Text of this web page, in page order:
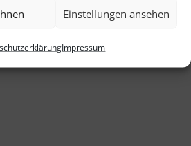
Einstellungen ansehen
Impressum